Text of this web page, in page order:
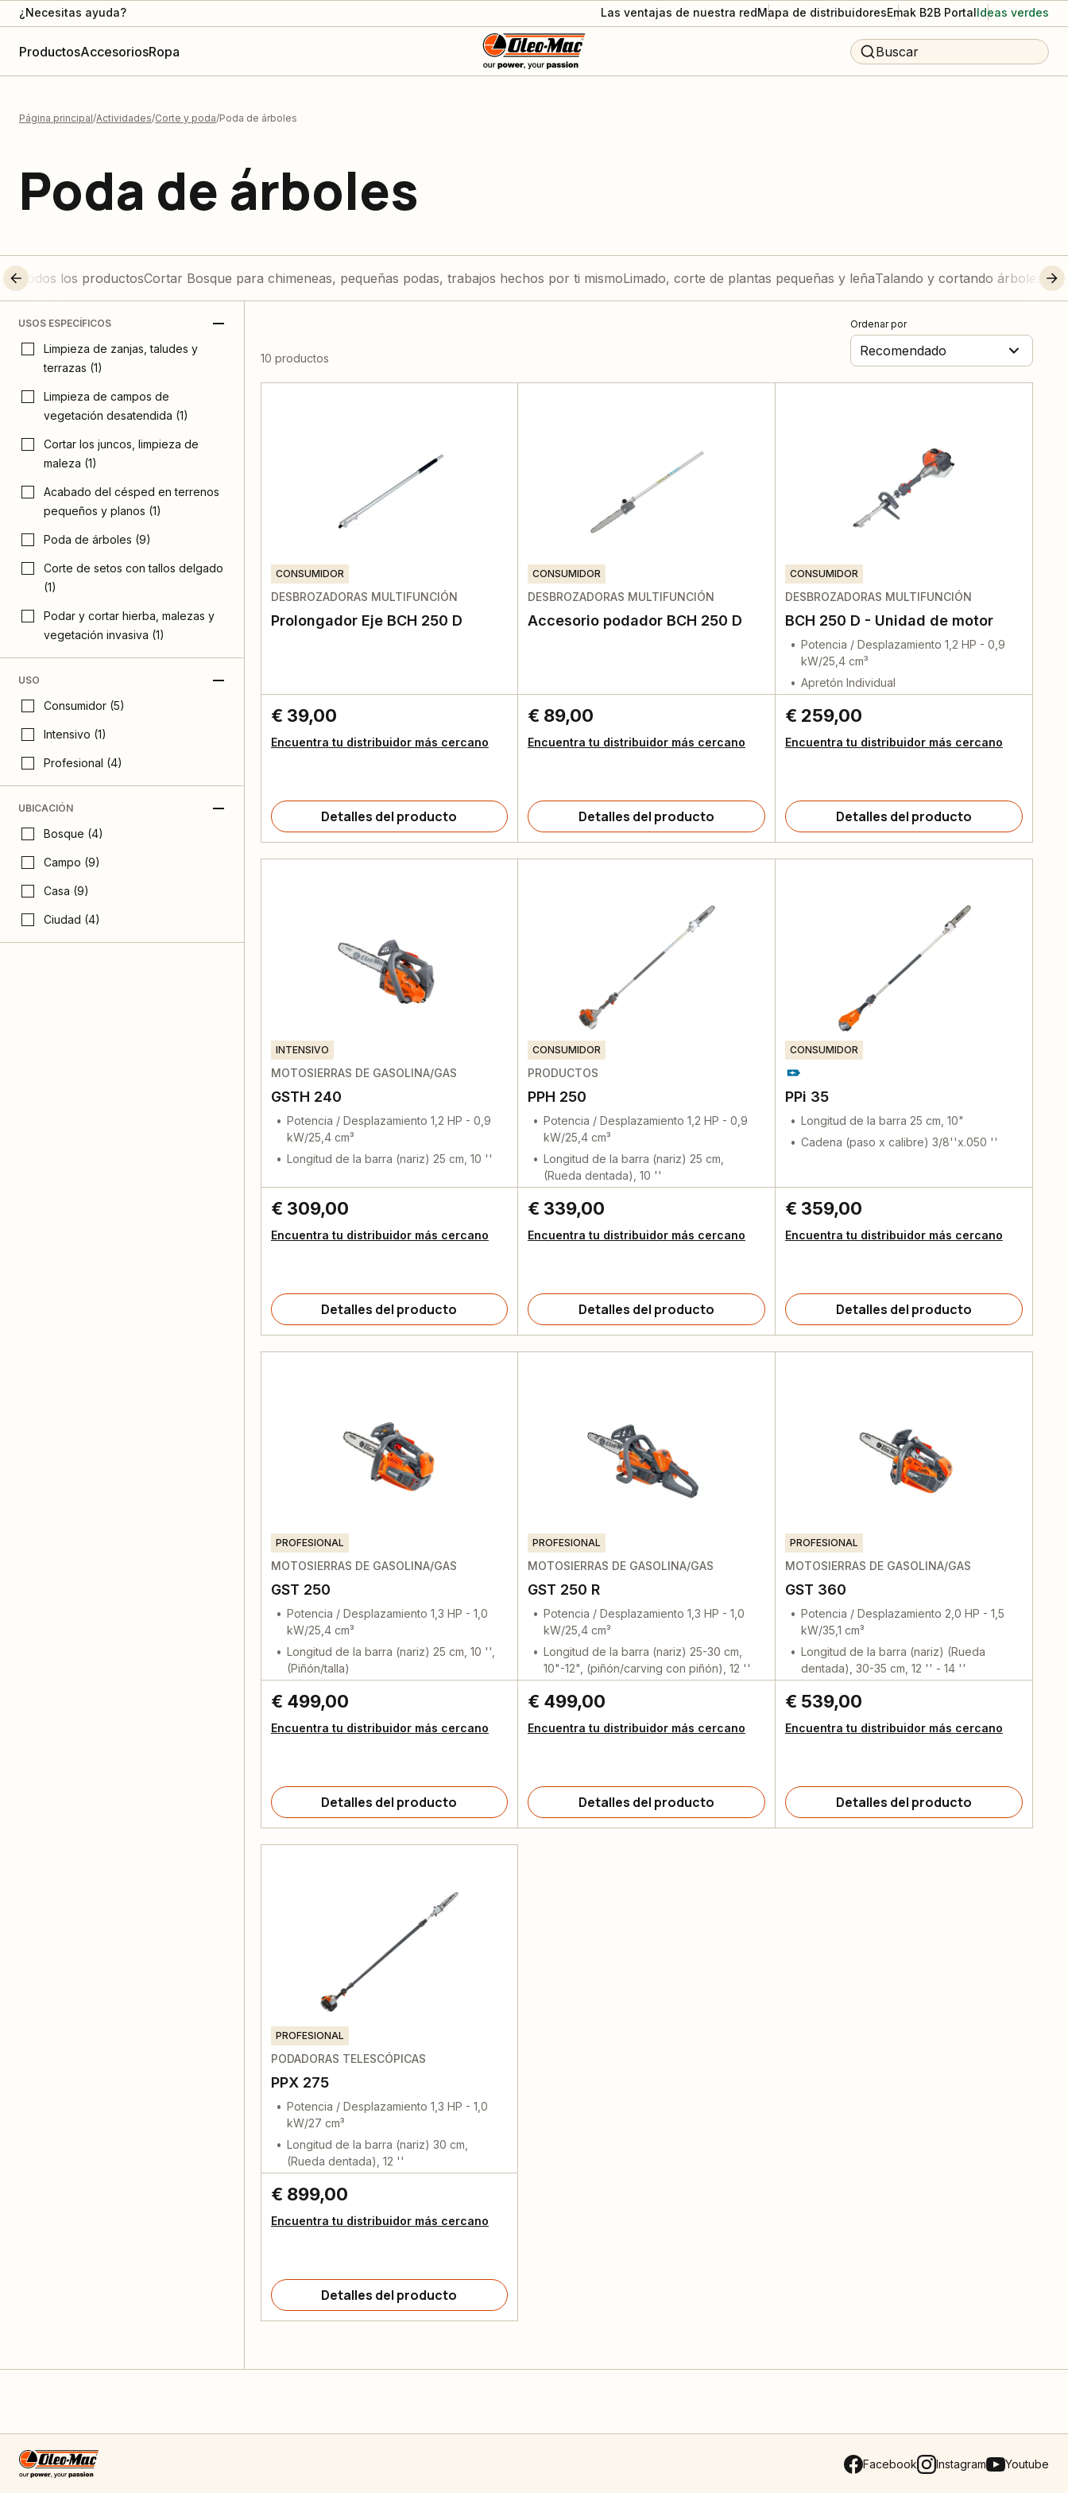
¿Necesitas ayuda? Las ventajas de nuestra redMapa de distribuidoresEmak B2B PortalIdeas verdes
ProductosAccesoriosRopa Buscar
Página principal Actividades Corte y poda Poda de árboles
Poda de árboles
Todos los productosCortar Bosque para chimeneas, pequeñas podas, trabajos hechos por ti mismoLimado, corte de plantas pequeñas y leñaTalando y cortando árboles
USOS ESPECÍFICOS
Limpieza de zanjas, taludes y
terrazas (1)
Limpieza de campos de
vegetación desatendida (1)
Cortar los juncos, limpieza de
maleza (1)
Acabado del césped en terrenos
pequeños y planos (1)
Poda de árboles (9)
Corte de setos con tallos delgado
(1)
Podar y cortar hierba, malezas y
vegetación invasiva (1)
USO
Consumidor (5)
Intensivo (1)
Profesional (4)
UBICACIÓN
Bosque (4)
Campo (9)
Casa (9)
Ciudad (4)
10 productos
Ordenar por
Recomendado
CONSUMIDOR
DESBROZADORAS MULTIFUNCIÓN
Prolongador Eje BCH 250 D
€ 39,00
Encuentra tu distribuidor más cercano
Detalles del producto
CONSUMIDOR
DESBROZADORAS MULTIFUNCIÓN
Accesorio podador BCH 250 D
€ 89,00
Encuentra tu distribuidor más cercano
Detalles del producto
CONSUMIDOR
DESBROZADORAS MULTIFUNCIÓN
BCH 250 D - Unidad de motor
Potencia / Desplazamiento 1,2 HP - 0,9
kW/25,4 cm³
Apretón Individual
€ 259,00
Encuentra tu distribuidor más cercano
Detalles del producto
INTENSIVO
MOTOSIERRAS DE GASOLINA/GAS
GSTH 240
Potencia / Desplazamiento 1,2 HP - 0,9
kW/25,4 cm³
Longitud de la barra (nariz) 25 cm, 10 ''
€ 309,00
Encuentra tu distribuidor más cercano
Detalles del producto
CONSUMIDOR
PRODUCTOS
PPH 250
Potencia / Desplazamiento 1,2 HP - 0,9
kW/25,4 cm³
Longitud de la barra (nariz) 25 cm,
(Rueda dentada), 10 ''
€ 339,00
Encuentra tu distribuidor más cercano
Detalles del producto
CONSUMIDOR
PPi 35
Longitud de la barra 25 cm, 10"
Cadena (paso x calibre) 3/8''x.050 ''
€ 359,00
Encuentra tu distribuidor más cercano
Detalles del producto
PROFESIONAL
MOTOSIERRAS DE GASOLINA/GAS
GST 250
Potencia / Desplazamiento 1,3 HP - 1,0
kW/25,4 cm³
Longitud de la barra (nariz) 25 cm, 10 '',
(Piñón/talla)
€ 499,00
Encuentra tu distribuidor más cercano
Detalles del producto
PROFESIONAL
MOTOSIERRAS DE GASOLINA/GAS
GST 250 R
Potencia / Desplazamiento 1,3 HP - 1,0
kW/25,4 cm³
Longitud de la barra (nariz) 25-30 cm,
10"-12", (piñón/carving con piñón), 12 ''
€ 499,00
Encuentra tu distribuidor más cercano
Detalles del producto
PROFESIONAL
MOTOSIERRAS DE GASOLINA/GAS
GST 360
Potencia / Desplazamiento 2,0 HP - 1,5
kW/35,1 cm³
Longitud de la barra (nariz) (Rueda
dentada), 30-35 cm, 12 '' - 14 ''
€ 539,00
Encuentra tu distribuidor más cercano
Detalles del producto
PROFESIONAL
PODADORAS TELESCÓPICAS
PPX 275
Potencia / Desplazamiento 1,3 HP - 1,0
kW/27 cm³
Longitud de la barra (nariz) 30 cm,
(Rueda dentada), 12 ''
€ 899,00
Encuentra tu distribuidor más cercano
Detalles del producto
Facebook Instagram Youtube